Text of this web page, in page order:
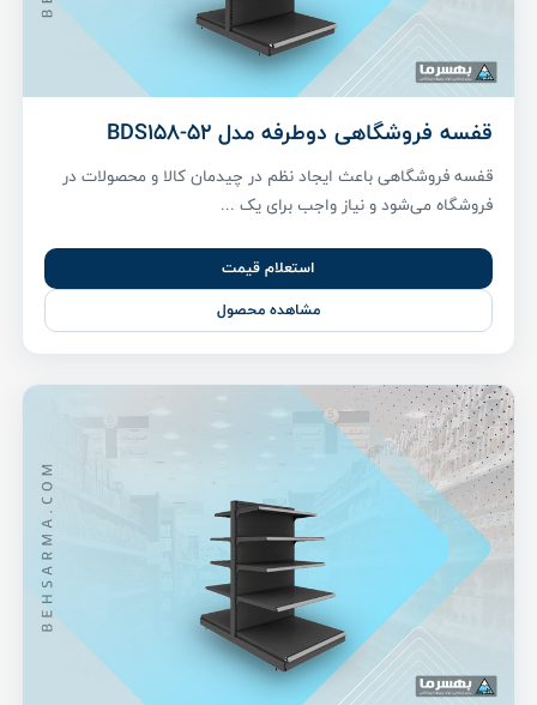
قفسه فروشگاهی دوطرفه مدل BDS158-52
قفسه فروشگاهی باعث ایجاد نظم در چیدمان کالا و محصولات در
فروشگاه می‌شود و نیاز واجب برای یک ...
استعلام قیمت
مشاهده محصول